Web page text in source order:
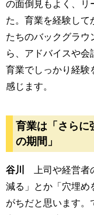
の面倒見もよく、リ
た。育業を経験して
たちのバックグラ
ら、アドバイスや会
育業でしっかり経験
感じます。
育業は「さらに
の期間」
谷川 上司や経営者
減る」とか「穴埋め
がちだと思います